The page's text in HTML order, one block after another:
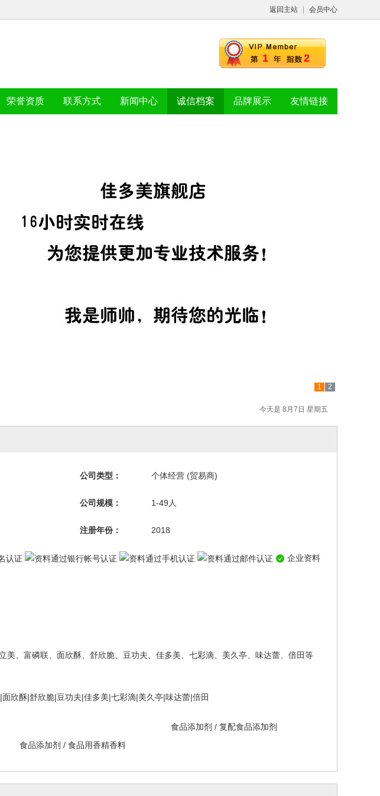
返回主站 会员中心
1 2
荣誉资质 联系方式 新闻中心 诚信档案 品牌展示 友情链接
1 2
今天是 8月7日 星期五
公司类型： 个体经营 (贸易商)
公司规模： 1-49人
注册年份： 2018
企业资料
美、富磷联、面欣酥、舒欣脆、豆功夫、佳多美、七彩滴、美久亭、味达蕾、倍田等
欣酥|舒欣脆|豆功夫|佳多美|七彩滴|美久亭|味达蕾|倍田
食品添加剂 / 复配食品添加剂
食品添加剂 / 食品用香精香料